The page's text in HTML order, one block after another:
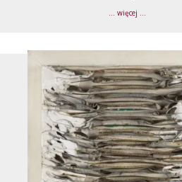
... więcej ...